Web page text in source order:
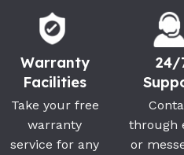
Warranty
Facilities
Take your free
warranty
service for any
24/
through
or